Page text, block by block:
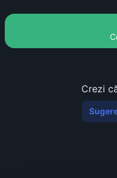
Crezi